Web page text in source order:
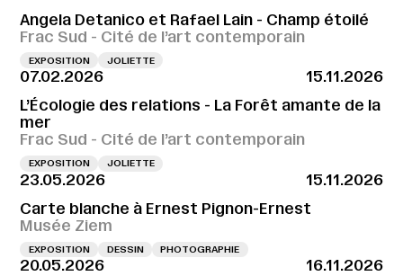
Angela Detanico et Rafael Lain - Champ étoilé
Frac Sud - Cité de l’art contemporain
EXPOSITION JOLIETTE
07.02.2026
15.11.2026
L’Écologie des relations - La Forêt amante de la
mer
Frac Sud - Cité de l’art contemporain
EXPOSITION JOLIETTE
23.05.2026
15.11.2026
Carte blanche à Ernest Pignon-Ernest
Musée Ziem
EXPOSITION DESSIN PHOTOGRAPHIE
20.05.2026
16.11.2026